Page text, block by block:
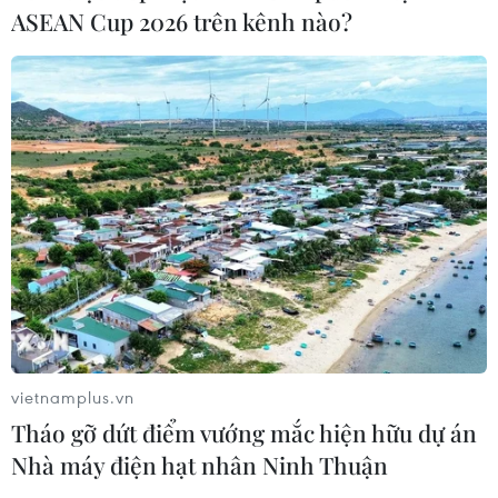
trọng trước tình hình Trung Đông
06/08/2026 09:03
Giá vàng tăng phiên thứ tư liên tiếp,
chạm mức cao nhất trong 7 tuần
06/08/2026 08:36
Xem thêm
CƠ QUAN CHỦ QUẢN: THÔNG TẤN XÃ VIỆT NAM
ASEAN Cup 2026 trên kênh nào?
vietnamplus.vn
Tháo gỡ dứt điểm vướng mắc hiện hữu dự án
Nhà máy điện hạt nhân Ninh Thuận